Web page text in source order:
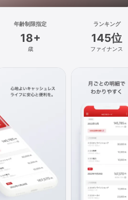
年齢制限指定
18+
歳
ランキング
145位
ファイナンス